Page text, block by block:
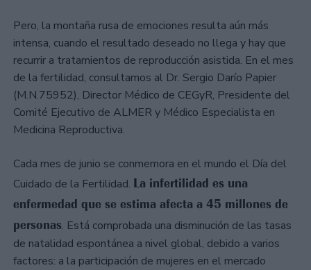
Pero, la montaña rusa de emociones resulta aún más
intensa, cuando el resultado deseado no llega y hay que
recurrir a tratamientos de reproducción asistida. En el mes
de la fertilidad, consultamos al Dr. Sergio Darío Papier
(M.N.75952), Director Médico de CEGyR, Presidente del
Comité Ejecutivo de ALMER y Médico Especialista en
Medicina Reproductiva.
Cada mes de junio se conmemora en el mundo el Día del
Cuidado de la Fertilidad. La infertilidad es una
enfermedad que se estima afecta a 45 millones de
personas. Está comprobada una disminución de las tasas
de natalidad espontánea a nivel global, debido a varios
factores: a la participación de mujeres en el mercado